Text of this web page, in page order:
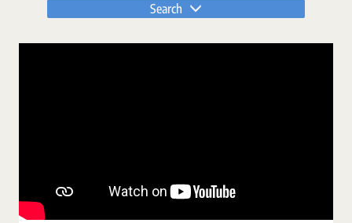
Search